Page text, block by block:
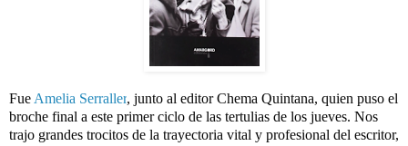
Fue Amelia Serraller, junto al editor Chema Quintana, quien puso el
broche final a este primer ciclo de las tertulias de los jueves. Nos
trajo grandes trocitos de la trayectoria vital y profesional del escritor,